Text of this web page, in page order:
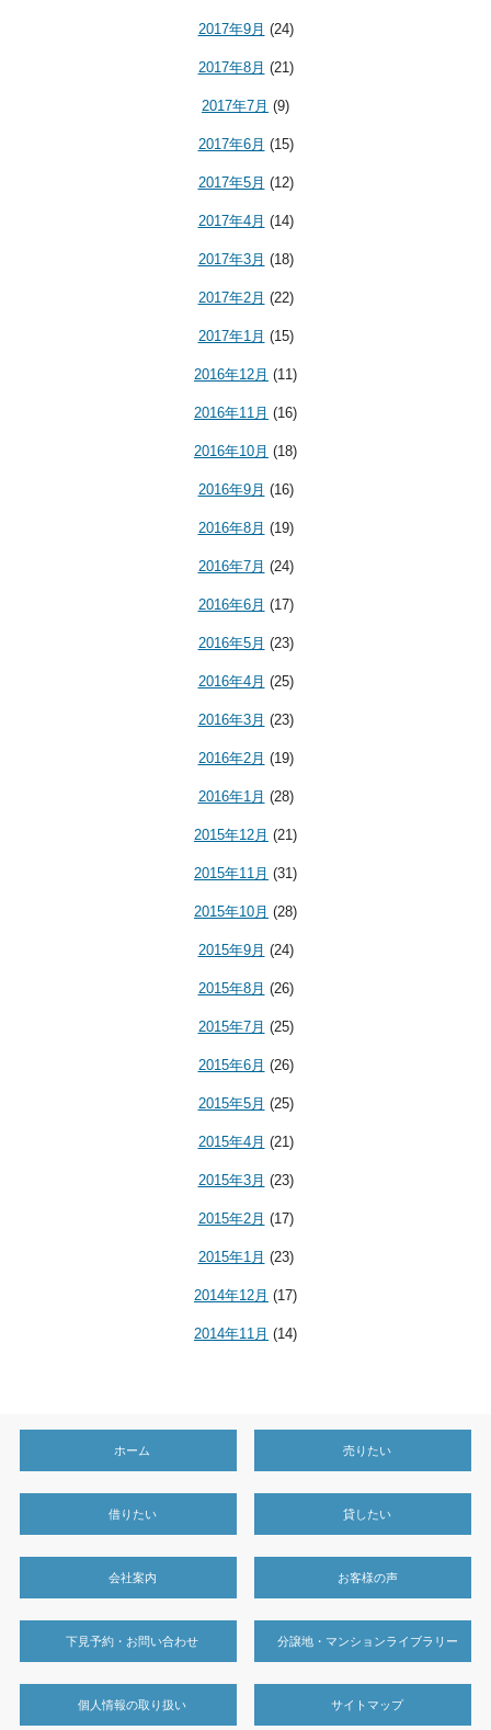
2017年9月 (24)
2017年8月 (21)
2017年7月 (9)
2017年6月 (15)
2017年5月 (12)
2017年4月 (14)
2017年3月 (18)
2017年2月 (22)
2017年1月 (15)
2016年12月 (11)
2016年11月 (16)
2016年10月 (18)
2016年9月 (16)
2016年8月 (19)
2016年7月 (24)
2016年6月 (17)
2016年5月 (23)
2016年4月 (25)
2016年3月 (23)
2016年2月 (19)
2016年1月 (28)
2015年12月 (21)
2015年11月 (31)
2015年10月 (28)
2015年9月 (24)
2015年8月 (26)
2015年7月 (25)
2015年6月 (26)
2015年5月 (25)
2015年4月 (21)
2015年3月 (23)
2015年2月 (17)
2015年1月 (23)
2014年12月 (17)
2014年11月 (14)
ホーム 売りたい
借りたい 貸したい
会社案内 お客様の声
下見予約・お問い合わせ 分譲地・マンションライブラリー
個人情報の取り扱い サイトマップ